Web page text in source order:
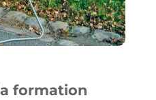
formation